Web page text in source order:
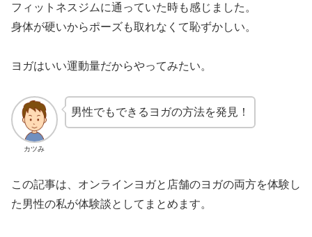
フィットネスジムに通っていた時も感じました。
身体が硬いからポーズも取れなくて恥ずかしい。
ヨガはいい運動量だからやってみたい。
カツみ
男性でもできるヨガの方法を発見！
この記事は、オンラインヨガと店舗のヨガの両方を体験し
た男性の私が体験談としてまとめます。